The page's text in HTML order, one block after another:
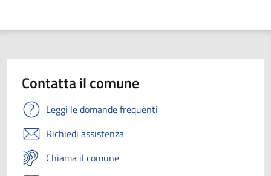
Contatta il comune
Leggi le domande frequenti
Richiedi assistenza
Chiama il comune